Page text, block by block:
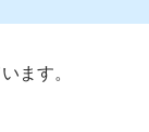
ます。